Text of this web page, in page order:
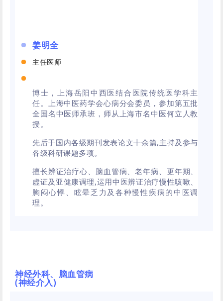
姜明全
主任医师
博士，上海岳阳中西医结合医院传统医学科主
任。上海中医药学会心病分会委员，参加第五批
全国名中医师承班，师从上海市名中医何立人教
授。
先后于国内各级期刊发表论文十余篇,主持及参与
各级科研课题多项。
擅长辨证治疗心、脑血管病、老年病、更年期、
虚证及亚健康调理,运用中医辨证治疗慢性咳嗽、
胸闷心悸、眩晕乏力及各种慢性疾病的中医调
理。
神经外科、脑血管病
(神经介入)